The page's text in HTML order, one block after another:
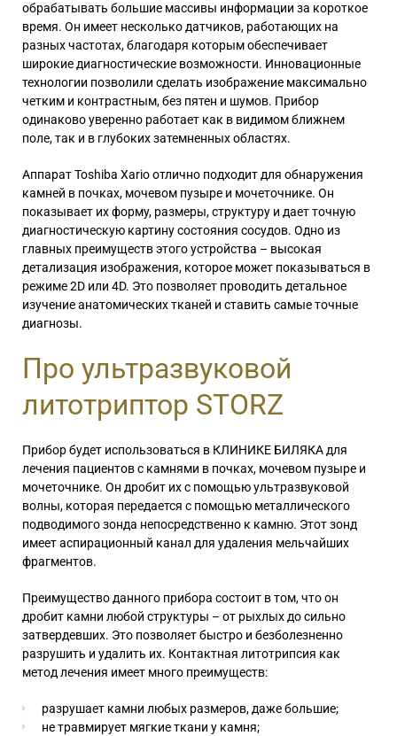
обрабатывать большие массивы информации за короткое
время. Он имеет несколько датчиков, работающих на
разных частотах, благодаря которым обеспечивает
широкие диагностические возможности. Инновационные
технологии позволили сделать изображение максимально
четким и контрастным, без пятен и шумов. Прибор
одинаково уверенно работает как в видимом ближнем
поле, так и в глубоких затемненных областях.
Аппарат Toshiba Xario отлично подходит для обнаружения
камней в почках, мочевом пузыре и мочеточнике. Он
показывает их форму, размеры, структуру и дает точную
диагностическую картину состояния сосудов. Одно из
главных преимуществ этого устройства – высокая
детализация изображения, которое может показываться в
режиме 2D или 4D. Это позволяет проводить детальное
изучение анатомических тканей и ставить самые точные
диагнозы.
Про ультразвуковой
литотриптор STORZ
Прибор будет использоваться в КЛИНИКЕ БИЛЯКА для
лечения пациентов с камнями в почках, мочевом пузыре и
мочеточнике. Он дробит их с помощью ультразвуковой
волны, которая передается с помощью металлического
подводимого зонда непосредственно к камню. Этот зонд
имеет аспирационный канал для удаления мельчайших
фрагментов.
Преимущество данного прибора состоит в том, что он
дробит камни любой структуры – от рыхлых до сильно
затвердевших. Это позволяет быстро и безболезненно
разрушить и удалить их. Контактная литотрипсия как
метод лечения имеет много преимуществ:
разрушает камни любых размеров, даже большие;
не травмирует мягкие ткани у камня;